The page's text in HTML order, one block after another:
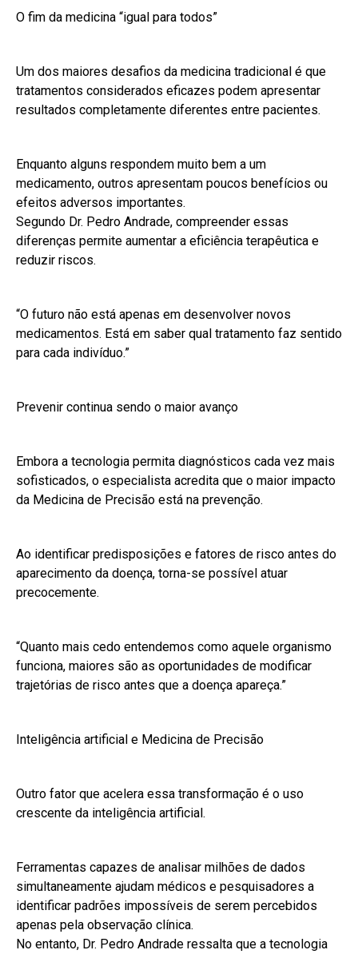
O fim da medicina “igual para todos”
Um dos maiores desafios da medicina tradicional é que
tratamentos considerados eficazes podem apresentar
resultados completamente diferentes entre pacientes.
Enquanto alguns respondem muito bem a um
medicamento, outros apresentam poucos benefícios ou
efeitos adversos importantes.
Segundo Dr. Pedro Andrade, compreender essas
diferenças permite aumentar a eficiência terapêutica e
reduzir riscos.
“O futuro não está apenas em desenvolver novos
medicamentos. Está em saber qual tratamento faz sentido
para cada indivíduo.”
Prevenir continua sendo o maior avanço
Embora a tecnologia permita diagnósticos cada vez mais
sofisticados, o especialista acredita que o maior impacto
da Medicina de Precisão está na prevenção.
Ao identificar predisposições e fatores de risco antes do
aparecimento da doença, torna-se possível atuar
precocemente.
“Quanto mais cedo entendemos como aquele organismo
funciona, maiores são as oportunidades de modificar
trajetórias de risco antes que a doença apareça.”
Inteligência artificial e Medicina de Precisão
Outro fator que acelera essa transformação é o uso
crescente da inteligência artificial.
Ferramentas capazes de analisar milhões de dados
simultaneamente ajudam médicos e pesquisadores a
identificar padrões impossíveis de serem percebidos
apenas pela observação clínica.
No entanto, Dr. Pedro Andrade ressalta que a tecnologia